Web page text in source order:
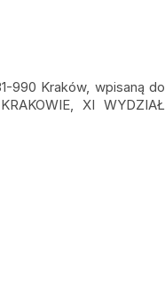
990 Kraków, wpisaną do
XI WYDZIAŁ